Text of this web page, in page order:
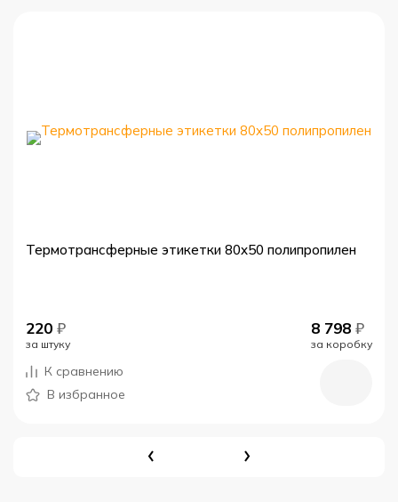
Термотрансферные этикетки 80x50 полипропилен
220 ₽
за штуку
8 798 ₽
за коробку
К сравнению
В избранное